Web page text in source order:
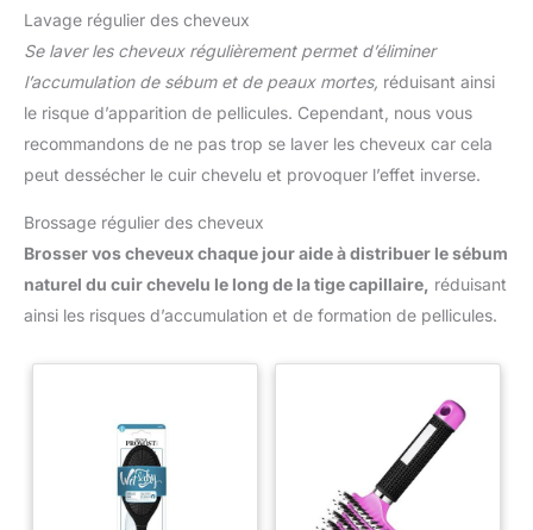
Lavage régulier des cheveux
Se laver les cheveux régulièrement permet d’éliminer
l’accumulation de sébum et de peaux mortes, réduisant ainsi
le risque d’apparition de pellicules. Cependant, nous vous
recommandons de ne pas trop se laver les cheveux car cela
peut dessécher le cuir chevelu et provoquer l’effet inverse.
Brossage régulier des cheveux
Brosser vos cheveux chaque jour aide à distribuer le sébum
naturel du cuir chevelu le long de la tige capillaire, réduisant
ainsi les risques d’accumulation et de formation de pellicules.